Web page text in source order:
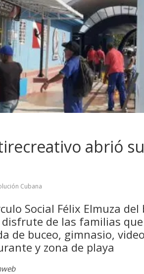
abrió
Cubana
Social Félix Elmuza
disfrute de las familias
de buceo, gimnasio,
y zona de playa